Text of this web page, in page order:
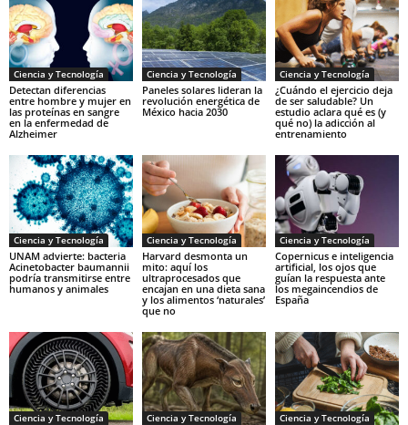
Ciencia y Tecnología
Detectan diferencias
entre hombre y mujer en
las proteínas en sangre
en la enfermedad de
Alzheimer
Ciencia y Tecnología
Paneles solares lideran la
revolución energética de
México hacia 2030
Ciencia y Tecnología
¿Cuándo el ejercicio deja
de ser saludable? Un
estudio aclara qué es (y
qué no) la adicción al
entrenamiento
Ciencia y Tecnología
UNAM advierte: bacteria
Acinetobacter baumannii
podría transmitirse entre
humanos y animales
Ciencia y Tecnología
Harvard desmonta un
mito: aquí los
ultraprocesados que
encajan en una dieta sana
y los alimentos ‘naturales’
que no
Ciencia y Tecnología
Copernicus e inteligencia
artificial, los ojos que
guían la respuesta ante
los megaincendios de
España
Ciencia y Tecnología Ciencia y Tecnología Ciencia y Tecnología